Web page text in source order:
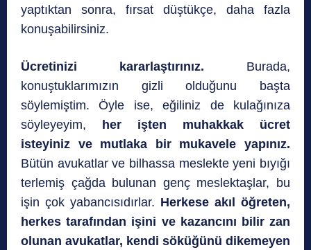
yaptıktan sonra, fırsat düştükçe, daha fazla
konuşabilirsiniz.
Ücretinizi kararlaştırınız. Burada,
konuştuklarımızın gizli olduğunu başta
söylemiştim. Öyle ise, eğiliniz de kulağınıza
söyleyeyim,
her işten muhakkak ücret
isteyiniz ve mutlaka bir mukavele yapınız.
Bütün avukatlar ve bilhassa meslekte yeni bıyığı
terlemiş çağda bulunan genç meslektaşlar, bu
işin çok yabancısıdırlar. Herkese akıl öğreten,
herkes tarafından işini ve kazancını bilir zan
olunan avukatlar, kendi söküğünü dikemeyen